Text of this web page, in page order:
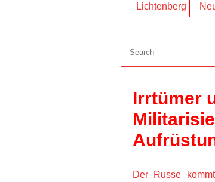
Lichtenberg
Irrtümer
Der Russe